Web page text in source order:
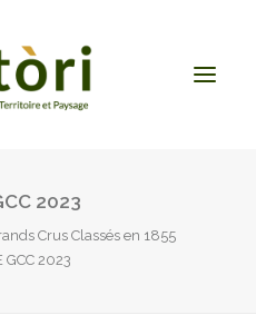
2023
Crus Classés en 1855
GCC 2023